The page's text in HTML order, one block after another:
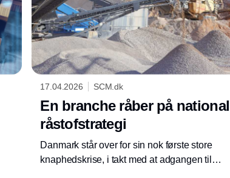
17.04.2026 SCM.dk
En branche råber på national
råstofstrategi
Danmark står over for sin nok første store
knaphedskrise, i takt med at adgangen til